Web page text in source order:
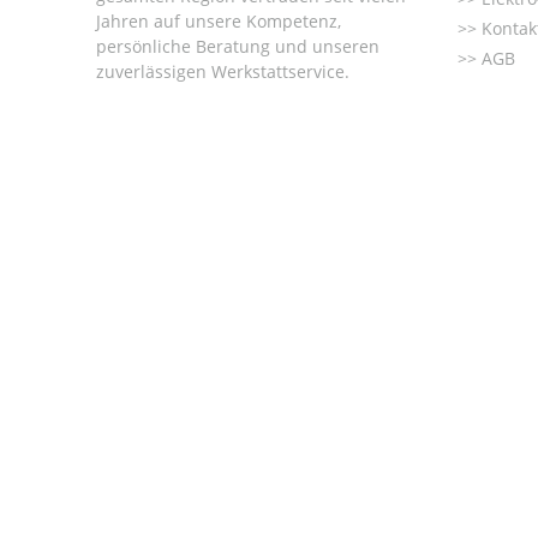
Jahren auf unsere Kompetenz,
persönliche Beratung und unseren
zuverlässigen Werkstattservice.
AGB